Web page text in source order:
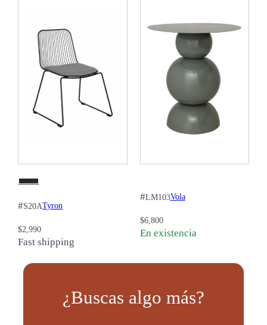
#S20ATyron
$2,990
Fast shipping
#LM103Vola
$6,800
En existencia
¿Buscas algo más?